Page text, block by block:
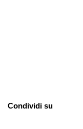
Condividi su